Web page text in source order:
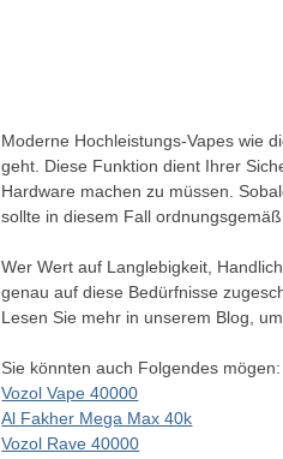
Moderne Hochleistungs-Vapes wie
geht. Diese Funktion dient Ihrer
Hardware machen zu müssen.
sollte in diesem Fall
Wer Wert auf Langlebigkeit,
genau auf diese Bedürfnisse
Lesen Sie mehr in unserem Blog,
Sie könnten auch Folgendes mögen:
Vozol Vape 40000
Al Fakher Mega Max 40k
Vozol Rave 40000